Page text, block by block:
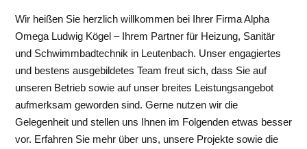
Wir heißen Sie herzlich willkommen bei Ihrer Firma Alpha
Omega Ludwig Kögel – Ihrem Partner für Heizung, Sanitär
und Schwimmbadtechnik in Leutenbach. Unser engagiertes
und bestens ausgebildetes Team freut sich, dass Sie auf
unseren Betrieb sowie auf unser breites Leistungsangebot
aufmerksam geworden sind. Gerne nutzen wir die
Gelegenheit und stellen uns Ihnen im Folgenden etwas besser
vor. Erfahren Sie mehr über uns, unsere Projekte sowie die